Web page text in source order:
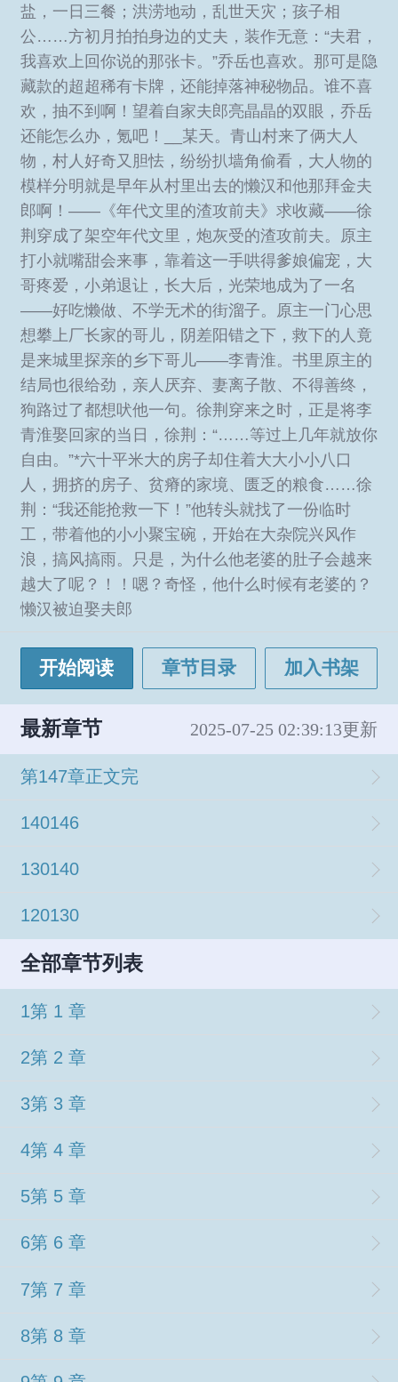
盐，一日三餐；洪涝地动，乱世天灾；孩子相
公……方初月拍拍身边的丈夫，装作无意：“夫君，
我喜欢上回你说的那张卡。”乔岳也喜欢。那可是隐
藏款的超超稀有卡牌，还能掉落神秘物品。谁不喜
欢，抽不到啊！望着自家夫郎亮晶晶的双眼，乔岳
还能怎么办，氪吧！__某天。青山村来了俩大人
物，村人好奇又胆怯，纷纷扒墙角偷看，大人物的
模样分明就是早年从村里出去的懒汉和他那拜金夫
郎啊！——《年代文里的渣攻前夫》求收藏——徐
荆穿成了架空年代文里，炮灰受的渣攻前夫。原主
打小就嘴甜会来事，靠着这一手哄得爹娘偏宠，大
哥疼爱，小弟退让，长大后，光荣地成为了一名
——好吃懒做、不学无术的街溜子。原主一门心思
想攀上厂长家的哥儿，阴差阳错之下，救下的人竟
是来城里探亲的乡下哥儿——李青淮。书里原主的
结局也很给劲，亲人厌弃、妻离子散、不得善终，
狗路过了都想吠他一句。徐荆穿来之时，正是将李
青淮娶回家的当日，徐荆：“……等过上几年就放你
自由。”*六十平米大的房子却住着大大小小八口
人，拥挤的房子、贫瘠的家境、匮乏的粮食……徐
荆：“我还能抢救一下！”他转头就找了一份临时
工，带着他的小小聚宝碗，开始在大杂院兴风作
浪，搞风搞雨。只是，为什么他老婆的肚子会越来
越大了呢？！！嗯？奇怪，他什么时候有老婆的？
懒汉被迫娶夫郎
开始阅读 章节目录 加入书架
最新章节 2025-07-25 02:39:13更新
第147章正文完
140146
130140
120130
全部章节列表
1第 1 章
2第 2 章
3第 3 章
4第 4 章
5第 5 章
6第 6 章
7第 7 章
8第 8 章